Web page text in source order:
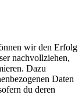
wir den Erfolg
nachvollziehen,
Dazu
Daten
du deren